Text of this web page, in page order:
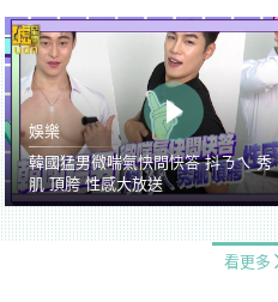
娛樂
韓國猛男微喘氣快問快答 抖ㄋㄟ 秀
肌 頂胯 性感大放送
看更多